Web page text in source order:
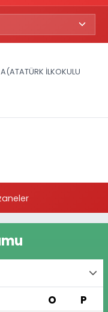
İLKOKULU
O P